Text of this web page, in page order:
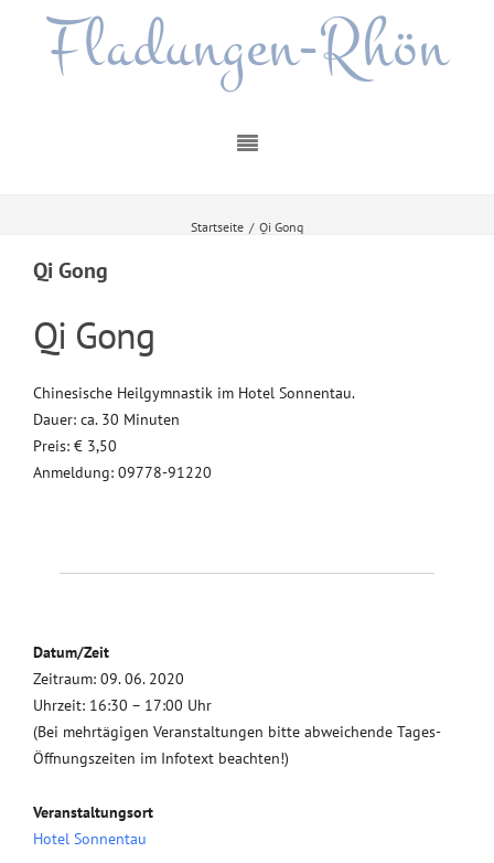
Fladungen-Rhön
Startseite / Qi Gong
Qi Gong
Qi Gong
Chinesische Heilgymnastik im Hotel Sonnentau.
Dauer: ca. 30 Minuten
Preis: € 3,50
Anmeldung: 09778-91220
Datum/Zeit
Zeitraum: 09. 06. 2020
Uhrzeit: 16:30 – 17:00 Uhr
(Bei mehrtägigen Veranstaltungen bitte abweichende Tages-
Öffnungszeiten im Infotext beachten!)
Veranstaltungsort
Hotel Sonnentau